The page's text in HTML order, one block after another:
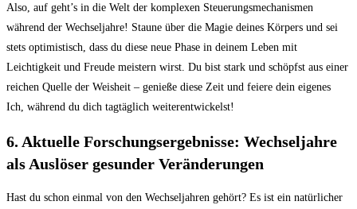
Also, auf geht’s in die Welt der komplexen Steuerungsmechanismen
während der Wechseljahre! Staune über die Magie deines Körpers und sei
stets optimistisch, dass du diese neue Phase in deinem Leben mit
Leichtigkeit und Freude meistern wirst. Du bist stark und schöpfst aus einer
reichen Quelle der Weisheit – genieße diese Zeit und feiere dein eigenes
Ich, während du dich tagtäglich weiterentwickelst!
6. Aktuelle Forschungsergebnisse: Wechseljahre
als Auslöser gesunder Veränderungen
Hast du schon einmal von den Wechseljahren gehört? Es ist ein natürlicher